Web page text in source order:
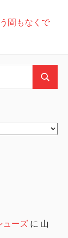
間もなくで
検
ューズ に 山